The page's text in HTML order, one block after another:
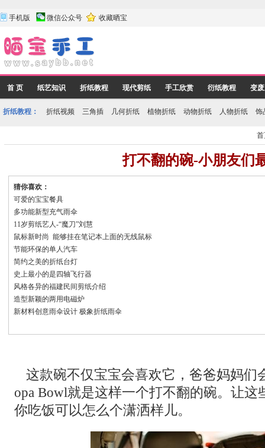
手机版 微信公众号 收藏晒宝
首 页 纸艺知识 折纸教程 现代剪纸 手工欣赏 衍纸教程 变
折纸教程： 折纸视频 三角插 几何折纸 植物折纸 动物折纸 人物折纸 饰
打不翻的碗-小朋友们
猜你喜欢：
可爱的宝宝餐具
多功能新型充气雨伞
11岁剪纸艺人-“魔刀”刘慧
鼠标新时尚 能够挂在笔记本上面的无线鼠标
节能环保的单人汽车
简约之美的折纸台灯
史上最小的是四轴飞行器
风格各异的福建民间剪纸介绍
造型新颖的两用电磁炉
新材料创意雨伞设计 极象折纸雨伞
这款碗不仅宝宝会喜欢它，爸爸妈妈们
opa Bowl就是这样一个打不翻的碗。让这
你吃饭可以怎么个潇洒样儿。